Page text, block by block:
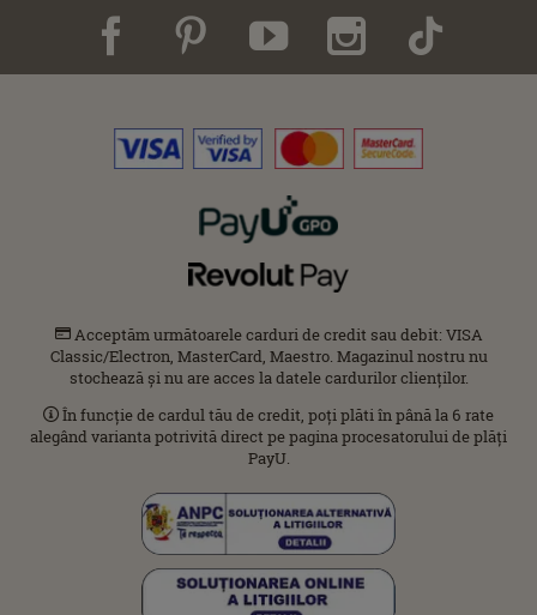
Acceptăm următoarele carduri de credit sau debit: VISA
Classic/Electron, MasterCard, Maestro. Magazinul nostru nu
stochează și nu are acces la datele cardurilor clienților.
În funcție de cardul tău de credit, poți plăti în până la 6 rate
alegând varianta potrivită direct pe pagina procesatorului de plăți
PayU.